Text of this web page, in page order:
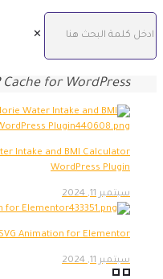
✕
Cache for WordPress
Intake and BMI Calculator
WordPress Plugin
سبتمبر 11, 2024
Animation for Elementor
سبتمبر 11, 2024